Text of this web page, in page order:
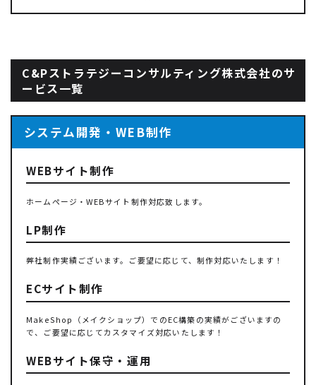
C&Pストラテジーコンサルティング株式会社のサ
ービス一覧
システム開発・WEB制作
WEBサイト制作
ホームページ・WEBサイト制作対応致します。
LP制作
弊社制作実績ございます。ご要望に応じて、制作対応いたします！
ECサイト制作
MakeShop（メイクショップ）でのEC構築の実績がございますの
で、ご要望に応じてカスタマイズ対応いたします！
WEBサイト保守・運用